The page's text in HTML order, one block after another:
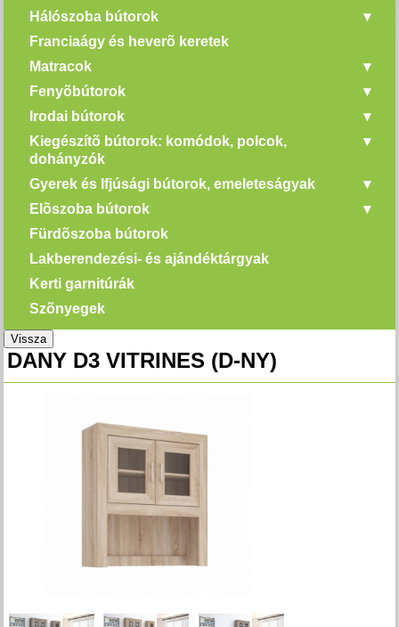
Hálószoba bútorok
Franciaágy és heverõ keretek
Matracok
Fenyõbútorok
Irodai bútorok
Kiegészítõ bútorok: komódok, polcok,
dohányzók
Gyerek és Ifjúsági bútorok, emeleteságyak
Elõszoba bútorok
Fürdõszoba bútorok
Lakberendezési- és ajándéktárgyak
Kerti garnitúrák
Szõnyegek
Vissza
DANY D3 VITRINES (D-NY)